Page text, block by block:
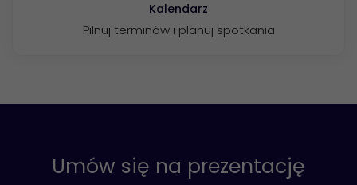
Kalendarz
Pilnuj terminów i planuj spotkania
Umów się na prezentację